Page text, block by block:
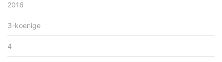
2016
3-koenige
4